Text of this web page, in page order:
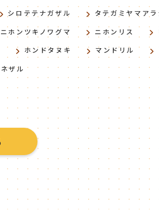
シロテテナガザル タテガミヤマアラ
ニホンツキノワグマ ニホンリス
ホンドタヌキ マンドリル
ザル